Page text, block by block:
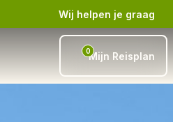
Wij helpen je graag
0Mijn Reisplan